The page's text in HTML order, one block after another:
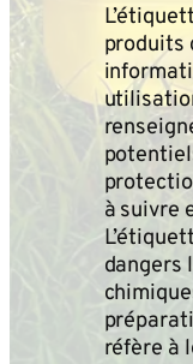
produits
à suivre
dangers
réfère à